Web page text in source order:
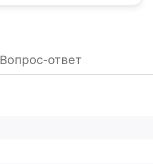
Вопрос-ответ